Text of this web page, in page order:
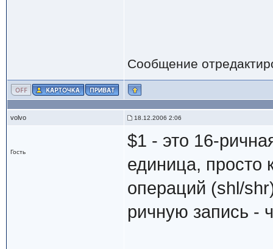
Сообщение
volvo 18.12.2006 2:06
Гость
$1 - это 16-
единица, просто
операций (shl/
ричную запись -